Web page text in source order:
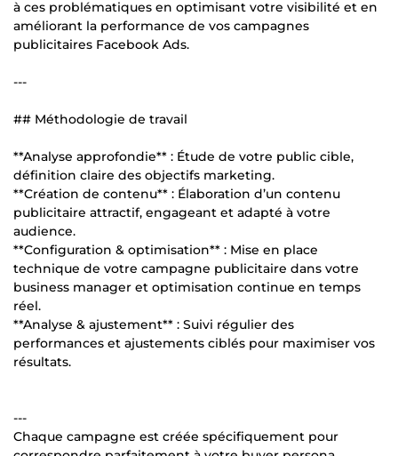
à ces problématiques en optimisant votre visibilité et en
améliorant la performance de vos campagnes
publicitaires Facebook Ads.
---
## Méthodologie de travail
**Analyse approfondie** : Étude de votre public cible,
définition claire des objectifs marketing.
**Création de contenu** : Élaboration d’un contenu
publicitaire attractif, engageant et adapté à votre
audience.
**Configuration & optimisation** : Mise en place
technique de votre campagne publicitaire dans votre
business manager et optimisation continue en temps
réel.
**Analyse & ajustement** : Suivi régulier des
performances et ajustements ciblés pour maximiser vos
résultats.
---
Chaque campagne est créée spécifiquement pour